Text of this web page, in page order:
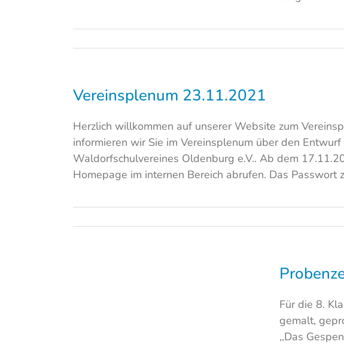
Vereinsplenum 23.11.2021
Herzlich willkommen auf unserer Website zum
informieren wir Sie im Vereinsplenum über den
Waldorfschulvereines Oldenburg e.V.. Ab dem
Homepage im internen Bereich abrufen. Das Passwort
Für die 8.
gemalt,
,,Das